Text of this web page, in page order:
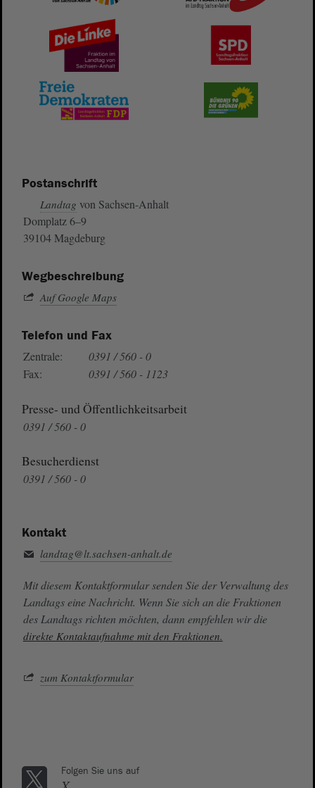
Postanschrift
Landtag von Sachsen-Anhalt
Domplatz 6–9
39104 Magdeburg
Wegbeschreibung
Auf Google Maps
Telefon und Fax
Zentrale:
0391 / 560 - 0
Fax:
0391 / 560 - 1123
Presse- und Öffentlichkeitsarbeit
0391 / 560 - 0
Besucherdienst
0391 / 560 - 0
Kontakt
landtag@lt.sachsen-anhalt.de
Mit diesem Kontaktformular senden Sie der Verwaltung des
Landtags eine Nachricht. Wenn Sie sich an die Fraktionen
des Landtags richten möchten, dann empfehlen wir die
direkte Kontaktaufnahme mit den Fraktionen.
zum Kontaktformular
Folgen Sie uns auf